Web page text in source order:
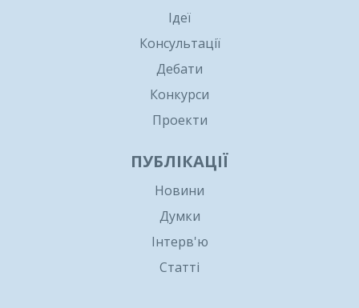
Ідеї
Консультації
Дебати
Конкурси
Проекти
ПУБЛІКАЦІЇ
Новини
Думки
Інтерв'ю
Статті